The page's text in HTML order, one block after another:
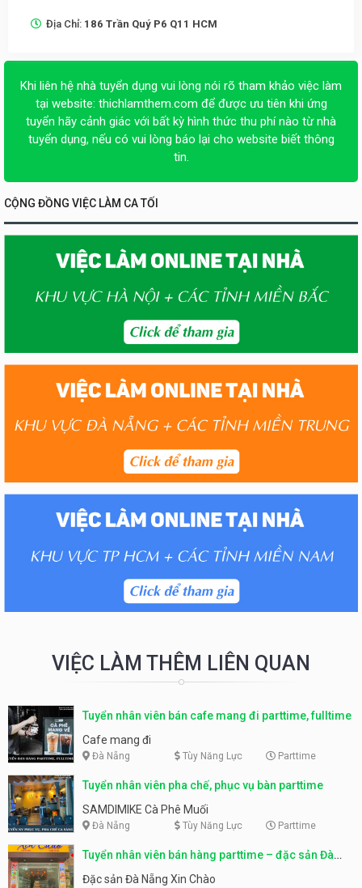
Địa Chỉ: 186 Trần Quý P6 Q11 HCM
Khi liên hệ nhà tuyển dụng vui lòng nói rõ tham khảo việc làm
tại website: thichlamthem.com để được ưu tiên khi ứng
tuyển hãy cảnh giác với bất kỳ hình thức thu phí nào từ nhà
tuyển dụng, nếu có vui lòng báo lại cho website biết thông
tin.
CỘNG ĐỒNG VIỆC LÀM CA TỐI
VIỆC LÀM THÊM LIÊN QUAN
Tuyển nhân viên bán cafe mang đi parttime, fulltime
Cafe mang đi
Đà Nẵng Tùy Năng Lực Parttime
Tuyển nhân viên pha chế, phục vụ bàn parttime
SAMDIMIKE Cà Phê Muối
Đà Nẵng Tùy Năng Lực Parttime
Tuyển nhân viên bán hàng parttime – đặc sản Đà
Nẵng
Đặc sản Đà Nẵng Xin Chào